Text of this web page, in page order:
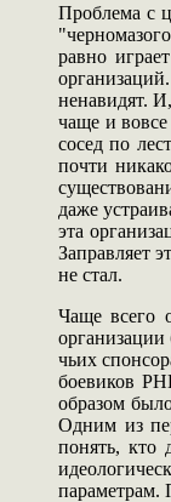
Проблема с
равно
ненавидят.
чаще и
сосед по
почти
даже
эта
Заправляет
не стал.
Чаще всего
чьих
боевиков
образом
Одним из
понять, кто
параметрам.